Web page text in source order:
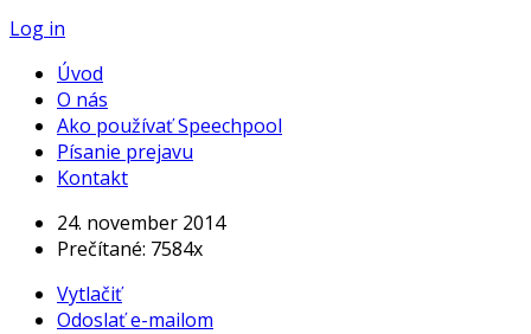
Log in
Úvod
O nás
Ako používať Speechpool
Písanie prejavu
Kontakt
24. november 2014
Prečítané: 7584x
Vytlačiť
Odoslať e-mailom